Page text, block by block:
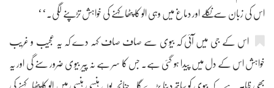
اس کی زبان سے نکلے اور دماغ میں وہی الو کا پٹھا کہنے کی خواہش تڑپنے لگی۔‘‘
اس کے جی میں آئی کہ بیوی سے صاف صاف کہہ دے کہ یہ عجیب و غریب
خواہش اس کے دل میں پیدا ہو گئی ہے۔ جس کا سر ہے نہ پیر بیوی ضرور سنے گی اور یہ
بھی ظاہر ہے۔ کہ بیوی کو ساتھ دینا پڑے گا۔ چنانچہ یوں ہنسی ہنسی میں الو کا پٹھا کہنے کی